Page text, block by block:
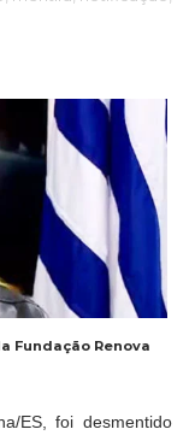
Fundação Renova
ES, foi desmentido